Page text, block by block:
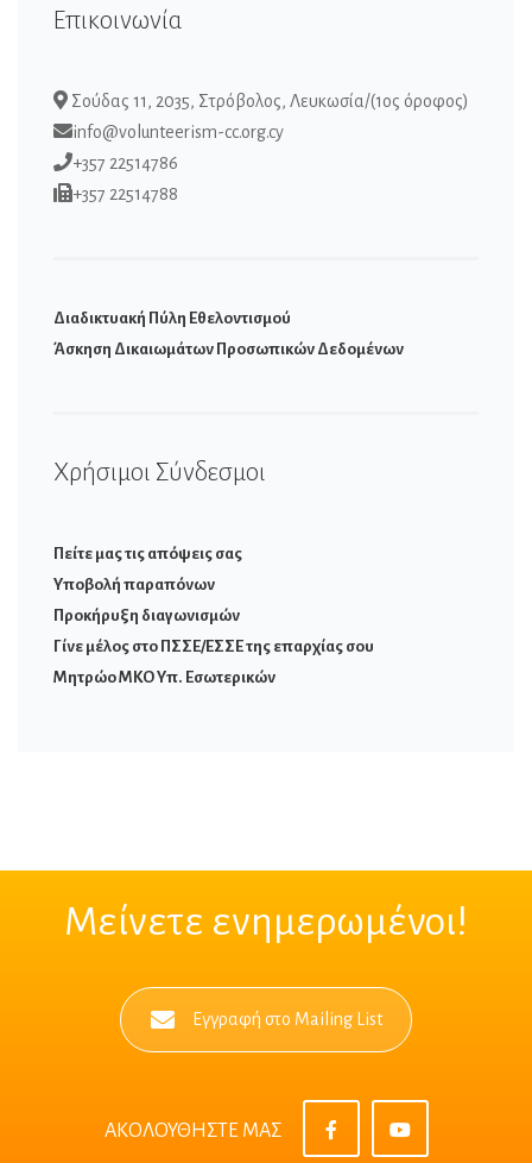
Επικοινωνία
Σούδας 11, 2035, Στρόβολος, Λευκωσία/(1ος όροφος)
info@volunteerism-cc.org.cy
+357 22514786
+357 22514788
Διαδικτυακή Πύλη Εθελοντισμού
Άσκηση Δικαιωμάτων Προσωπικών Δεδομένων
Χρήσιμοι Σύνδεσμοι
Πείτε μας τις απόψεις σας
Υποβολή παραπόνων
Προκήρυξη διαγωνισμών
Γίνε μέλος στο ΠΣΣΕ/ΕΣΣΕ της επαρχίας σου
Μητρώο ΜΚΟ Υπ. Εσωτερικών
Μείνετε ενημερωμένοι!
Εγγραφή στο Mailing List
ΑΚΟΛΟΥΘΗΣΤΕ ΜΑΣ